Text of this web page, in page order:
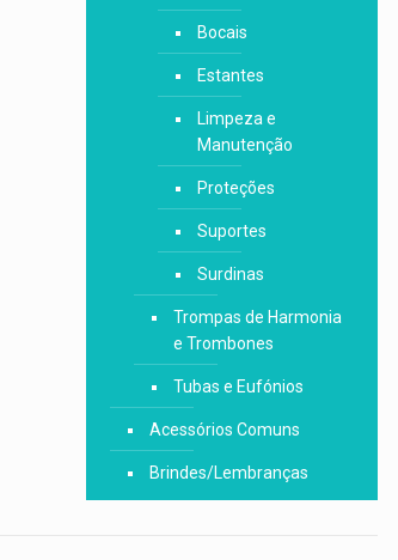
Bocais
Estantes
Limpeza e
Manutenção
Proteções
Suportes
Surdinas
Trompas de Harmonia
e Trombones
Tubas e Eufónios
Acessórios Comuns
Brindes/Lembranças